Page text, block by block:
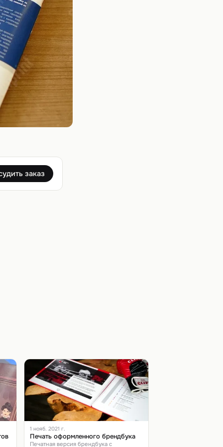
заказ
1 нояб. 2021 г.
Печать оформленного брендбука
Печатная версия брендбука с